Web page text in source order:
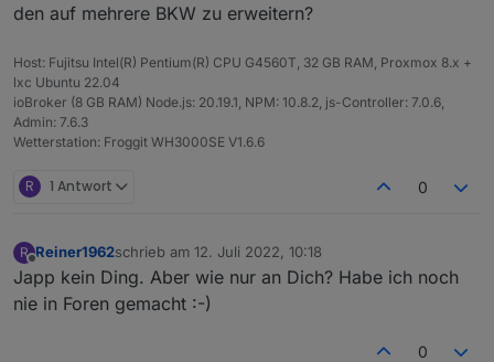
den auf mehrere BKW zu erweitern?
Host: Fujitsu Intel(R) Pentium(R) CPU G4560T, 32 GB RAM, Proxmox 8.x +
lxc Ubuntu 22.04
ioBroker (8 GB RAM) Node.js: 20.19.1, NPM: 10.8.2, js-Controller: 7.0.6,
Admin: 7.6.3
Wetterstation: Froggit WH3000SE V1.6.6
R 1 Antwort 0
R
Offline
Reiner1962schrieb am 12. Juli 2022, 10:18
zuletzt editiert von
Japp kein Ding. Aber wie nur an Dich? Habe ich noch
nie in Foren gemacht :-)
0